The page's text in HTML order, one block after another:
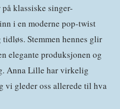
klassiske singer-
i en moderne pop-twist
Stemmen hennes glir
elegante produksjonen og
Anna Lille har virkelig
vi gleder oss allerede til hva